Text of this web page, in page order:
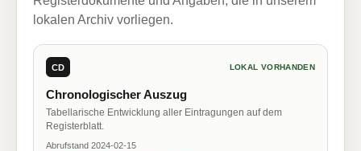
lokalen Archiv vorliegen.
CD LOKAL VORHANDEN
Chronologischer Auszug
Tabellarische Entwicklung aller Eintragungen auf dem
Registerblatt.
Abrufstand 2024-02-15